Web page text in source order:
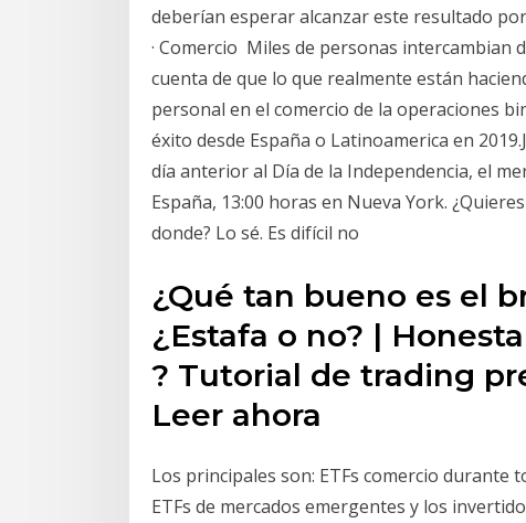
deberían esperar alcanzar este resultado
· Comercio Miles de personas intercambian
cuenta de que lo que realmente están
personal en el comercio de la operaciones
éxito desde España o Latinoamerica en
día anterior al Día de la Independencia, el
España, 13:00 horas en Nueva York.
donde? Lo sé. Es difícil no
¿Qué tan bueno es el
¿Estafa o no? |
? Tutorial de trading
Leer ahora
Los principales son: ETFs comercio durante
ETFs de mercados emergentes y los